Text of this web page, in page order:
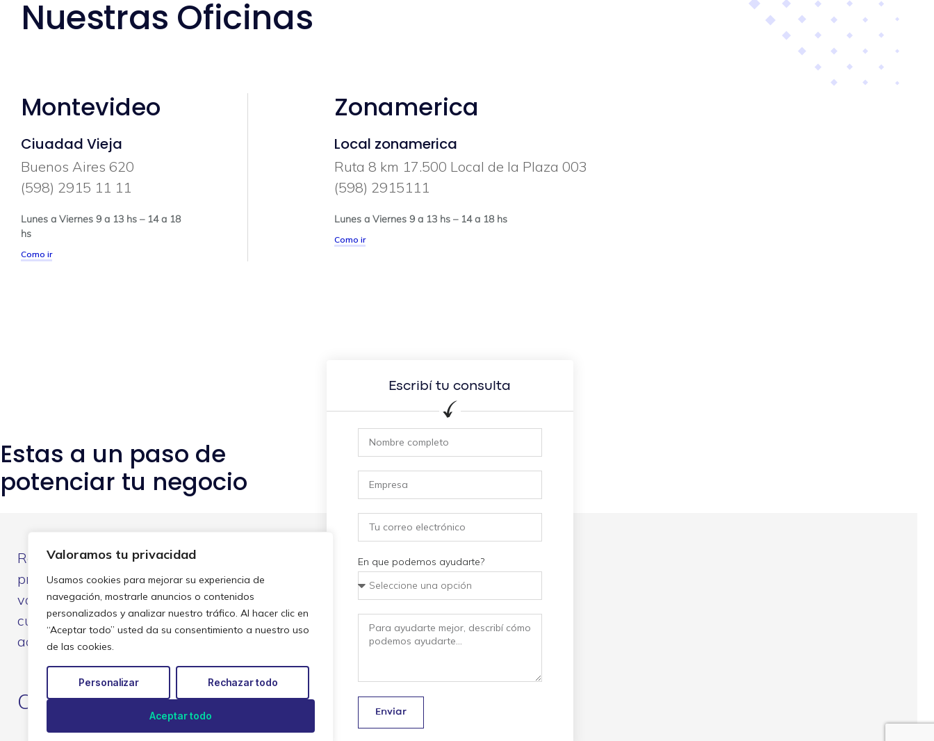
Valoramos tu privacidad
Usamos cookies para mejorar su experiencia de
navegación, mostrarle anuncios o contenidos
personalizados y analizar nuestro tráfico. Al hacer clic en
“Aceptar todo” usted da su consentimiento a nuestro uso
de las cookies.
Personalizar Rechazar todo
Aceptar todo
Nuestras Oficinas
Montevideo
Ciuadad Vieja
Buenos Aires 620
(598) 2915 11 11
Lunes a Viernes 9 a 13 hs – 14 a 18
hs
Como ir
Zonamerica
Local zonamerica
Ruta 8 km 17.500 Local de la Plaza 003
(598) 2915111
Lunes a Viernes 9 a 13 hs – 14 a 18 hs
Como ir
Estas a un paso de
potenciar tu negocio
Responderemos a cualquier
pregunta que puedas tener y
vamos a ayudarte a determinar
cuál de nuestros servicios se
adapta mejor a tus necesidades
O llamanos: 2915 11 11
Escribí tu consulta
En que podemos ayudarte?
Enviar